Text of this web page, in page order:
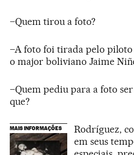
–Quem tirou a foto?
–A foto foi tirada pelo
o major boliviano Jaime
–Quem pediu para a foto
que?
MAIS INFORMAÇÕES Rodríguez,
em seus